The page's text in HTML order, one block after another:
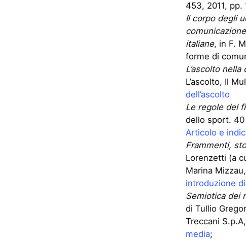
453, 2011, pp.
Il corpo degli
italiane, in F.
forme di
L’ascolto
L’ascolto, Il
dell’ascolto
Le regole del
dello sport. 40
Articolo e
Frammenti,
Lorenzetti (a
Marina
introduzione
Semiotica dei
di Tullio
Treccani
media;